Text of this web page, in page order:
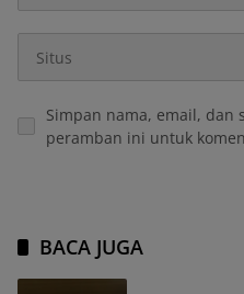
Simpan nama, email, dan
peramban ini untuk
BACA JUGA